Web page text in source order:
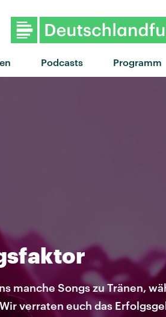
Podcasts Programm
manche Songs zu Tränen,
verraten euch das